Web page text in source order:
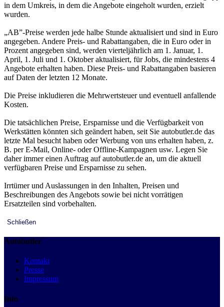
in dem Umkreis, in dem die Angebote eingeholt wurden, erzielt
wurden.
„AB”-Preise werden jede halbe Stunde aktualisiert und sind in Euro
angegeben. Andere Preis- und Rabattangaben, die in Euro oder in
Prozent angegeben sind, werden vierteljährlich am 1. Januar, 1.
April, 1. Juli und 1. Oktober aktualisiert, für Jobs, die mindestens 4
Angebote erhalten haben. Diese Preis- und Rabattangaben basieren
auf Daten der letzten 12 Monate.
Die Preise inkludieren die Mehrwertsteuer und eventuell anfallende
Kosten.
Die tatsächlichen Preise, Ersparnisse und die Verfügbarkeit von
Werkstätten könnten sich geändert haben, seit Sie autobutler.de das
letzte Mal besucht haben oder Werbung von uns erhalten haben, z.
B. per E-Mail, Online- oder Offline-Kampagnen usw. Legen Sie
daher immer einen Auftrag auf autobutler.de an, um die aktuell
verfügbaren Preise und Ersparnisse zu sehen.
Irrtümer und Auslassungen in den Inhalten, Preisen und
Beschreibungen des Angebots sowie bei nicht vorrätigen
Ersatzteilen sind vorbehalten.
Schließen
Autobutler
Kontakt
Presse
Impressum
Info